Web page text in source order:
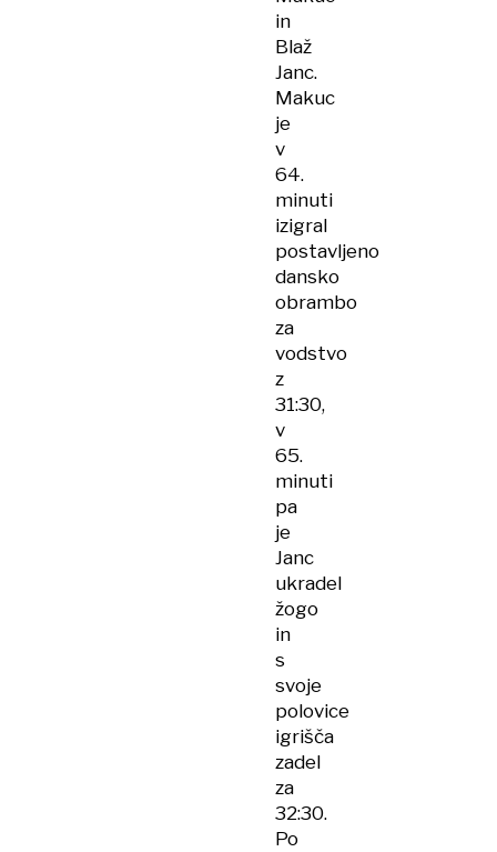
in
Blaž
Janc.
Makuc
je
v
64.
minuti
izigral
postavljeno
dansko
obrambo
za
vodstvo
z
31:30,
v
65.
minuti
pa
je
Janc
ukradel
žogo
in
s
svoje
polovice
igrišča
zadel
za
32:30.
Po